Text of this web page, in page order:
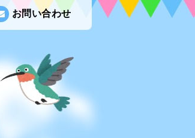
お問い合わせ